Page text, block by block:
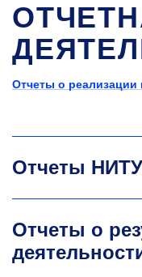
Отчеты о
Отчеты
Отчеты о